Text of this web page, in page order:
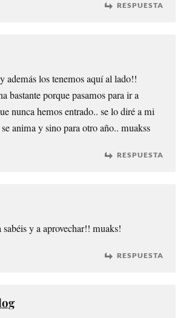
RESPUESTA
además los tenemos aquí al lado!!
bastante porque pasamos para ir a
nunca hemos entrado.. se lo diré a mi
anima y sino para otro año.. muakss
RESPUESTA
sabéis y a aprovechar!! muaks!
RESPUESTA